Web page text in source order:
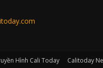
Hình Cali Today Calitoday